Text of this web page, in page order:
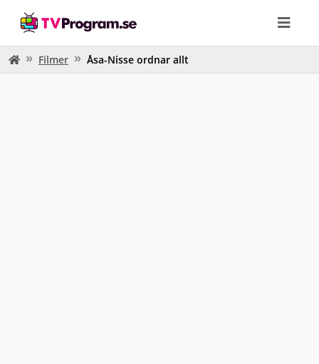
Filmer Åsa-Nisse ordnar allt